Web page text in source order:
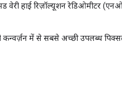
वेरी हाई रिज़ॉल्यूशन रेडिओमीटर
कन्वर्ज़न में से सबसे अच्छी उपलब्ध